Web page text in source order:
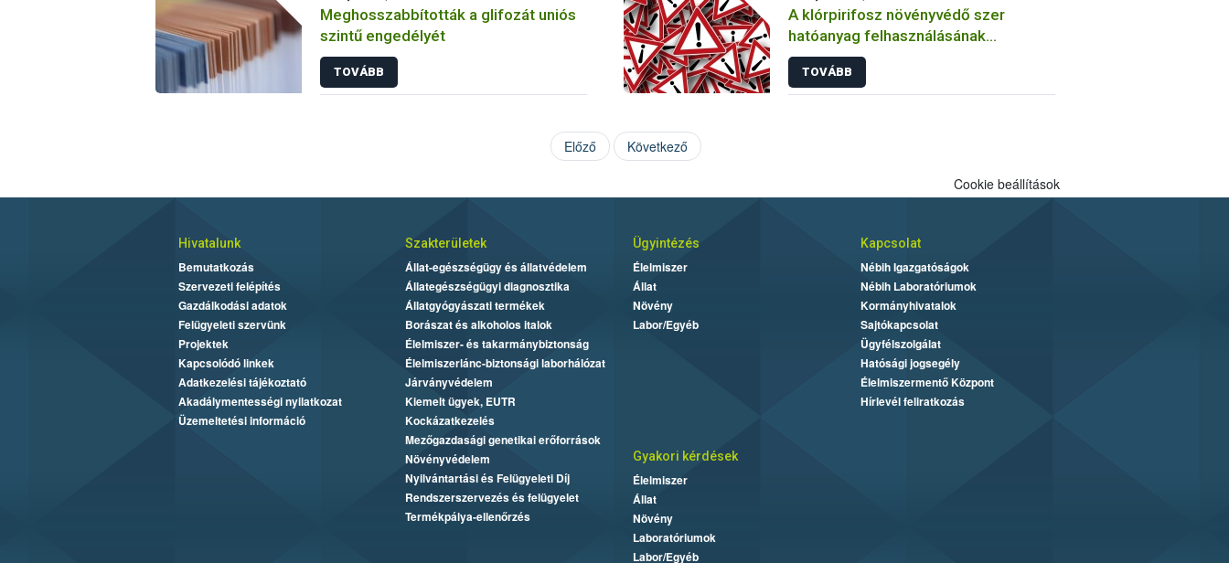
Meghosszabbították a glifozát uniós
szintű engedélyét
TOVÁBB
A klórpirifosz növényvédő szer
hatóanyag felhasználásának
korlátozása
TOVÁBB
Előző Következő
Cookie beállítások
Hivatalunk
Bemutatkozás
Szervezeti felépítés
Gazdálkodási adatok
Felügyeleti szervünk
Projektek
Kapcsolódó linkek
Adatkezelési tájékoztató
Akadálymentességi nyilatkozat
Üzemeltetési információ
Szakterületek
Állat-egészségügy és állatvédelem
Állategészségügyi diagnosztika
Állatgyógyászati termékek
Borászat és alkoholos italok
Élelmiszer- és takarmánybiztonság
Élelmiszerlánc-biztonsági laborhálózat
Járványvédelem
Kiemelt ügyek, EUTR
Kockázatkezelés
Mezőgazdasági genetikai erőforrások
Növényvédelem
Nyilvántartási és Felügyeleti Díj
Rendszerszervezés és felügyelet
Termékpálya-ellenőrzés
Ügyintézés
Élelmiszer
Állat
Növény
Labor/Egyéb
Kapcsolat
Nébih Igazgatóságok
Nébih Laboratóriumok
Kormányhivatalok
Sajtókapcsolat
Ügyfélszolgálat
Hatósági jogsegély
Élelmiszermentő Központ
Hírlevél feliratkozás
Gyakori kérdések
Élelmiszer
Állat
Növény
Laboratóriumok
Labor/Egyéb